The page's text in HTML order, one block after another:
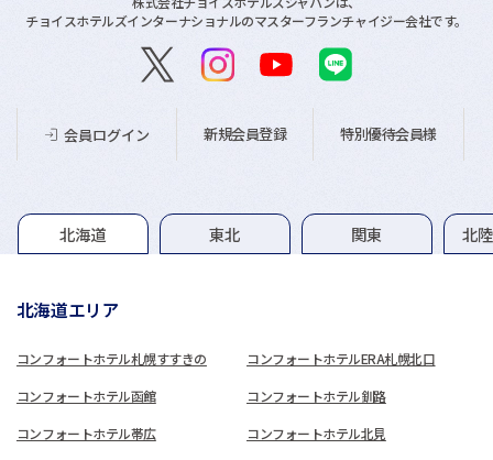
チョイスホテルズインターナショナルのマスターフランチャイジー会社です。
会員ログイン 新規会員登録 特別優待会員様
グループホテル一覧
北海道 東北 関東 北
北海道エリア
コンフォートホテル札幌すすきの コンフォートホテルERA札幌北口
コンフォートホテル函館 コンフォートホテル釧路
コンフォートホテル帯広 コンフォートホテル北見